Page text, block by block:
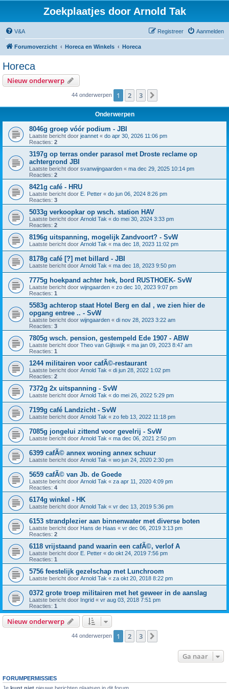
Zoekplaatjes door Arnold Tak
V&A Aanmelden
Registreer
Forumoverzicht Horeca en Winkels Horeca
Horeca
Nieuw onderwerp
44 onderwerpen 1 2 3
Onderwerpen
8046g groep vóór podium - JBI
Laatste bericht door jeannet « do apr 30, 2026 11:06 pm
Reacties: 2
3197g op terras onder parasol met Droste reclame op
achtergrond JBI
Laatste bericht door svanwijngaarden « ma dec 29, 2025 10:14 pm
Reacties: 2
8421g café - HRU
Laatste bericht door E. Petter « do jun 06, 2024 8:26 pm
Reacties: 3
5033g verkoopkar op wsch. station HAV
Laatste bericht door Arnold Tak « do mei 30, 2024 3:33 pm
Reacties: 2
8196g uitspanning, mogelijk Zandvoort? - SvW
Laatste bericht door Arnold Tak « ma dec 18, 2023 11:02 pm
8178g café [?] met billard - JBI
Laatste bericht door Arnold Tak « ma dec 18, 2023 9:50 pm
7775g hoekpand achter hek, bord RUSTHOEK- SvW
Laatste bericht door wijngaarden « zo dec 10, 2023 9:07 pm
Reacties: 1
5583g achterop staat Hotel Berg en dal , we zien hier de
opgang entree .. - SvW
Laatste bericht door wijngaarden « di nov 28, 2023 3:22 am
Reacties: 3
7805g wsch. pension, gestempeld Ede 1907 - ABW
Laatste bericht door Theo van Gijlswijk « ma jan 09, 2023 8:47 am
Reacties: 1
1244 militairen voor cafÃ©-restaurant
Laatste bericht door Arnold Tak « di jun 28, 2022 1:02 pm
Reacties: 2
7372g 2x uitspanning - SvW
Laatste bericht door Arnold Tak « do mei 26, 2022 5:29 pm
7199g café Landzicht - SvW
Laatste bericht door Arnold Tak « zo feb 13, 2022 11:18 pm
7085g jongelui zittend voor gevelrij - SvW
Laatste bericht door Arnold Tak « ma dec 06, 2021 2:50 pm
6399 cafÃ© annex woning annex schuur
Laatste bericht door Arnold Tak « wo jun 24, 2020 2:30 pm
5659 cafÃ© van Jb. de Goede
Laatste bericht door Arnold Tak « za apr 11, 2020 4:09 pm
Reacties: 4
6174g winkel - HK
Laatste bericht door Arnold Tak « vr dec 13, 2019 5:36 pm
6153 strandplezier aan binnenwater met diverse boten
Laatste bericht door Hans de Haas « vr dec 06, 2019 3:13 pm
Reacties: 2
6118 vrijstaand pand waarin een cafÃ©, verlof A
Laatste bericht door E. Petter « do okt 24, 2019 7:56 pm
Reacties: 1
5756 feestelijk gezelschap met Lunchroom
Laatste bericht door Arnold Tak « za okt 20, 2018 8:22 pm
0372 grote troep militairen met het geweer in de aanslag
Laatste bericht door Ingrid « vr aug 03, 2018 7:51 pm
Reacties: 1
Nieuw onderwerp
44 onderwerpen 1 2 3
Ga naar
FORUMPERMISSIES